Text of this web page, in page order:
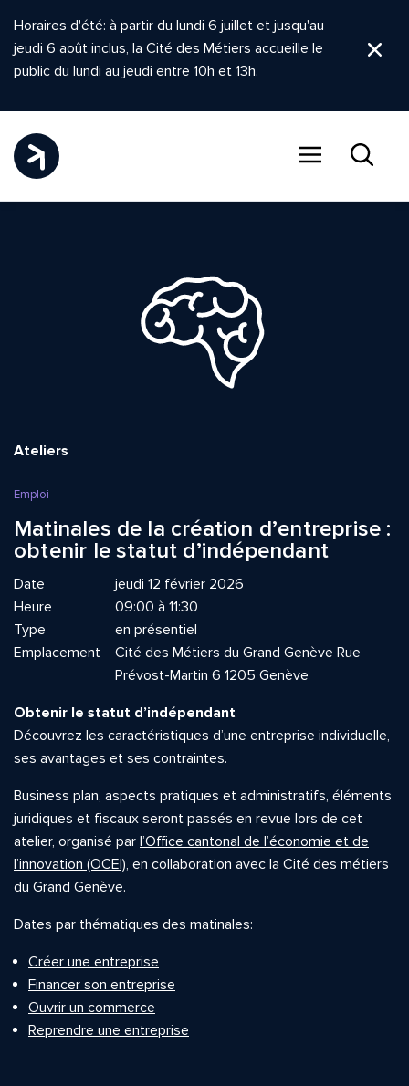
Horaires d'été: à partir du lundi 6 juillet et jusqu'au
jeudi 6 août inclus, la Cité des Métiers accueille le
public du lundi au jeudi entre 10h et 13h.
Ateliers
Emploi
Matinales de la création d’entreprise :
obtenir le statut d’indépendant
Date
jeudi 12 février 2026
Heure
09:00 à 11:30
Type
en présentiel
Emplacement
Cité des Métiers du Grand Genève Rue
Prévost-Martin 6 1205 Genève
Obtenir le statut d’indépendant
Découvrez les caractéristiques d’une entreprise individuelle,
ses avantages et ses contraintes.
Business plan, aspects pratiques et administratifs, éléments
juridiques et fiscaux seront passés en revue lors de cet
atelier, organisé par l’Office cantonal de l’économie et de
l’innovation (OCEI), en collaboration avec la Cité des métiers
du Grand Genève.
Dates par thématiques des matinales:
Créer une entreprise
Financer son entreprise
Ouvrir un commerce
Reprendre une entreprise